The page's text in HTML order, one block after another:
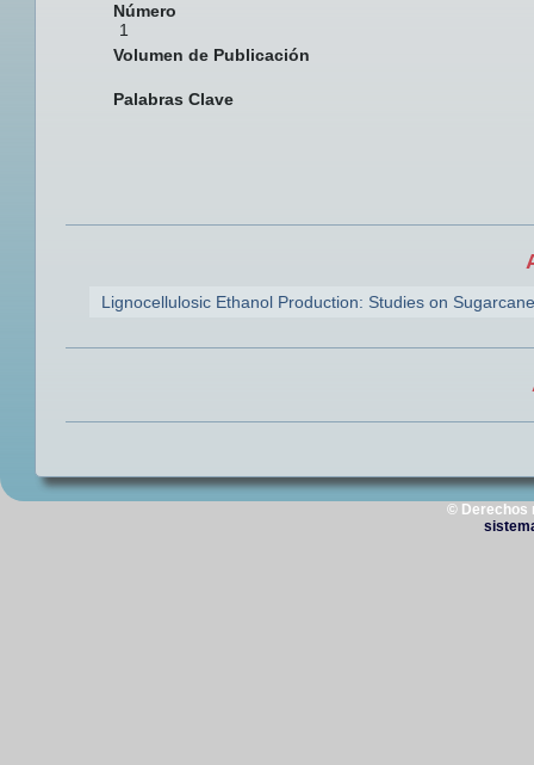
Número
1
Volumen de Publicación
Palabras Clave
Lignocellulosic Ethanol Production: Studies on
© Derechos